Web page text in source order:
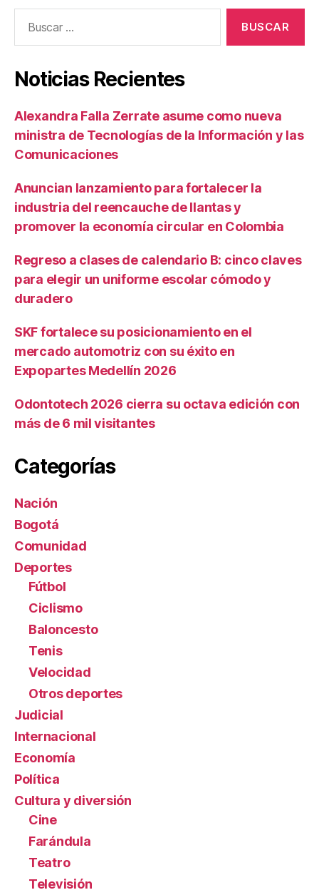
Noticias Recientes
Alexandra Falla Zerrate asume como nueva
ministra de Tecnologías de la Información y las
Comunicaciones
Anuncian lanzamiento para fortalecer la
industria del reencauche de llantas y
promover la economía circular en Colombia
Regreso a clases de calendario B: cinco claves
para elegir un uniforme escolar cómodo y
duradero
SKF fortalece su posicionamiento en el
mercado automotriz con su éxito en
Expopartes Medellín 2026
Odontotech 2026 cierra su octava edición con
más de 6 mil visitantes
Categorías
Nación
Bogotá
Comunidad
Deportes
Fútbol
Ciclismo
Baloncesto
Tenis
Velocidad
Otros deportes
Judicial
Internacional
Economía
Política
Cultura y diversión
Cine
Farándula
Teatro
Televisión